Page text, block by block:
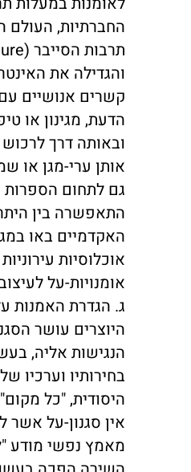
החברתיות, העולם
והגדילה את
קשרים אנושיים
הדעת, מגינון או
ובאותה דרך לרכוש
גם לתחום הספרות
התאפשרה בין
האקדמיים באו
אוכלוסיות
אומנויות-על
ג. הגדרת האמנות
היוצרים עושר
הנגישות אליה,
בחירותיו
היסודית, "כל
אין סגנון-על
מאמץ נפשי מודע